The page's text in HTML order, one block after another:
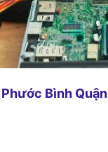
Bình